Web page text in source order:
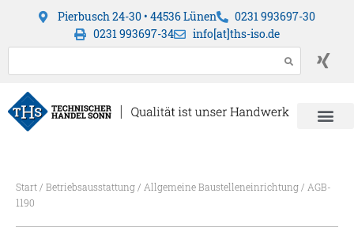
Pierbusch 24-30 • 44536 Lünen
0231 993697-30
0231 993697-34
info[at]ths-iso.de
Start/ Betriebsausstattung/ Allgemeine Baustelleneinrichtung/ AGB-
1190